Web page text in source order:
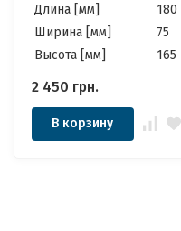
Длина [мм]
180
Ширина [мм]
75
Высота [мм]
165
2 450 грн.
В корзину